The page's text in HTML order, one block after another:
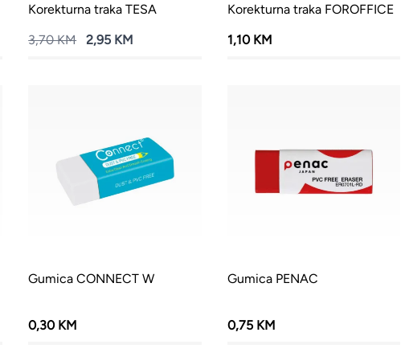
Korekturna traka TESA
3,70 KM
2,95 KM
Korekturna traka FOROFFICE
1,10 KM
Gumica CONNECT W
0,30 KM
Gumica PENAC
0,75 KM